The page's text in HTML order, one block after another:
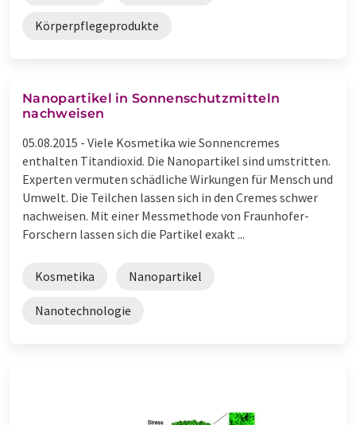
Körperpflegeprodukte
Nanopartikel in Sonnenschutzmitteln
nachweisen
05.08.2015 - Viele Kosmetika wie Sonnencremes
enthalten Titandioxid. Die Nanopartikel sind umstritten.
Experten vermuten schädliche Wirkungen für Mensch und
Umwelt. Die Teilchen lassen sich in den Cremes schwer
nachweisen. Mit einer Messmethode von Fraunhofer-
Forschern lassen sich die Partikel exakt ...
Kosmetika Nanopartikel
Nanotechnologie